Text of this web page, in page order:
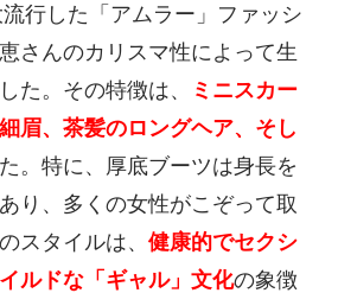
行した「アムラー」ファッシ
さんのカリスマ性によって生
た。その特徴は、
ミニスカー
眉、茶髪のロングヘア、そし
。特に、厚底ブーツは身長を
り、多くの女性がこぞって取
スタイルは、 健康的でセクシ
ルドな「ギャル」文化の象徴